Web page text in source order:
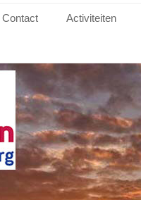
Contact Activiteiten